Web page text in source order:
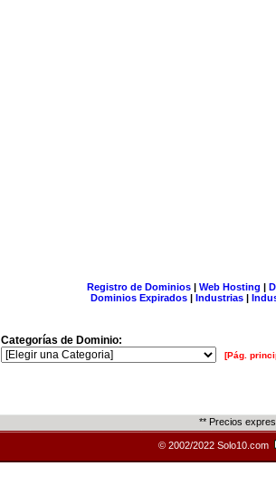
Registro de Dominios| Web Hosting |
Dominios Expirados | Industrias |
Categorías de Dominio:
[Pág.
** Precios
© 2002/2022 Solo10.com